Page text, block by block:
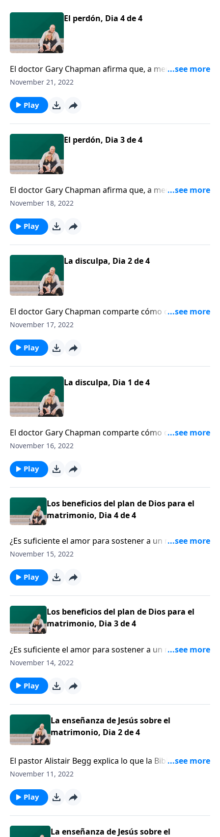
El perdón, Dia 4 de 4
El doctor Gary Chapman afirma que, a menos que
aprendamos a ir más allá de nuestras fallas con un
nuestros matrimonios jamás alcanzarán la plenitud
que Dios tiene en mente.
November 21, 2022
Play
El perdón, Dia 3 de 4
El doctor Gary Chapman afirma que, a menos que
aprendamos a ir más allá de nuestras fallas con un
nuestros matrimonios jamás alcanzarán la plenitud
que Dios tiene en mente.
November 18, 2022
Play
La disculpa, Dia 2 de 4
El doctor Gary Chapman comparte cómo decir “lo
siento” puede transformar su relación.
November 17, 2022
Play
La disculpa, Dia 1 de 4
El doctor Gary Chapman comparte cómo decir “lo
siento” puede transformar su relación.
November 16, 2022
Play
Los beneficios del plan de Dios para el
matrimonio, Dia 4 de 4
¿Es suficiente el amor para sostener a un matrimonio
para toda la vida? El pastor Alistair Begg comparte
el matrimonio.
November 15, 2022
Play
Los beneficios del plan de Dios para el
matrimonio, Dia 3 de 4
¿Es suficiente el amor para sostener a un matrimonio
para toda la vida? El pastor Alistair Begg comparte
el matrimonio.
November 14, 2022
Play
La enseñanza de Jesús sobre el
matrimonio, Dia 2 de 4
El pastor Alistair Begg explica lo que la Biblia enseña
sobre lo que en realidad sucede durante la
November 11, 2022
Play
La enseñanza de Jesús sobre el